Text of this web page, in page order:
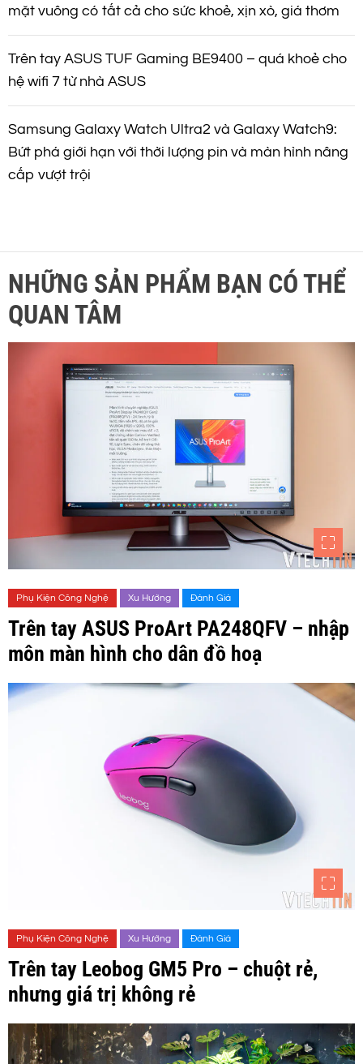
mặt vuông có tất cả cho sức khoẻ, xịn xò, giá thơm
Trên tay ASUS TUF Gaming BE9400 – quá khoẻ cho
hệ wifi 7 từ nhà ASUS
Samsung Galaxy Watch Ultra2 và Galaxy Watch9:
Bứt phá giới hạn với thời lượng pin và màn hình nâng
cấp vượt trội
NHỮNG SẢN PHẨM BẠN CÓ THỂ
QUAN TÂM
Phụ Kiện Công Nghệ Xu Hướng Đánh Giá
Trên tay ASUS ProArt PA248QFV – nhập
môn màn hình cho dân đồ hoạ
Phụ Kiện Công Nghệ Xu Hướng Đánh Giá
Trên tay Leobog GM5 Pro – chuột rẻ,
nhưng giá trị không rẻ